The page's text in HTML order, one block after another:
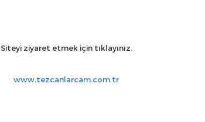
Siteyi ziyaret etmek için tıklayınız.
www.tezcanlarcam.com.tr